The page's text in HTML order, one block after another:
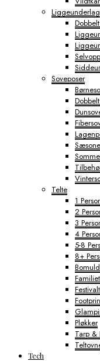
Liggeunderlag
Soveposer
Telte
1
2
3
4
5-8
8+
Pløkker
Tarp &
Tech